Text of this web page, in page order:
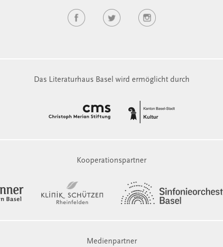
Das Literaturhaus Basel wird ermöglicht durch
Kooperationspartner
Medienpartner